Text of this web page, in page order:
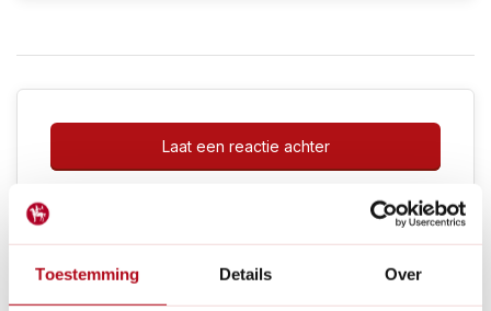
Toestemming Details Over
Laat een reactie achter